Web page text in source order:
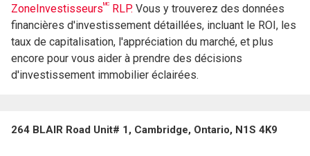
ZoneInvestisseursMC RLP. Vous y trouverez des données
financières d'investissement détaillées, incluant le ROI, les
taux de capitalisation, l'appréciation du marché, et plus
encore pour vous aider à prendre des décisions
d'investissement immobilier éclairées.
264 BLAIR Road Unit# 1, Cambridge, Ontario, N1S 4K9